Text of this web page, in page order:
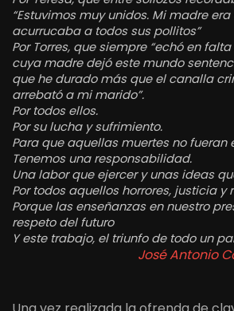
“Estuvimos muy unidos. Mi madre
acurrucaba a todos sus pollitos”
Por Torres, que siempre “echó en
cuya madre dejó este mundo
que he durado más que el canalla
arrebató a mi marido”.
Por todos ellos.
Por su lucha y sufrimiento.
Para que aquellas muertes no fueran
Tenemos una responsabilidad.
Una labor que ejercer y unas ideas
Por todos aquellos horrores, justicia y
Porque las enseñanzas en nuestro
respeto del futuro
Y este trabajo, el triunfo de todo un
José Antonio